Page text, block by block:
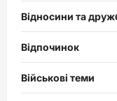
Відносини та
Відпочинок
Військові теми